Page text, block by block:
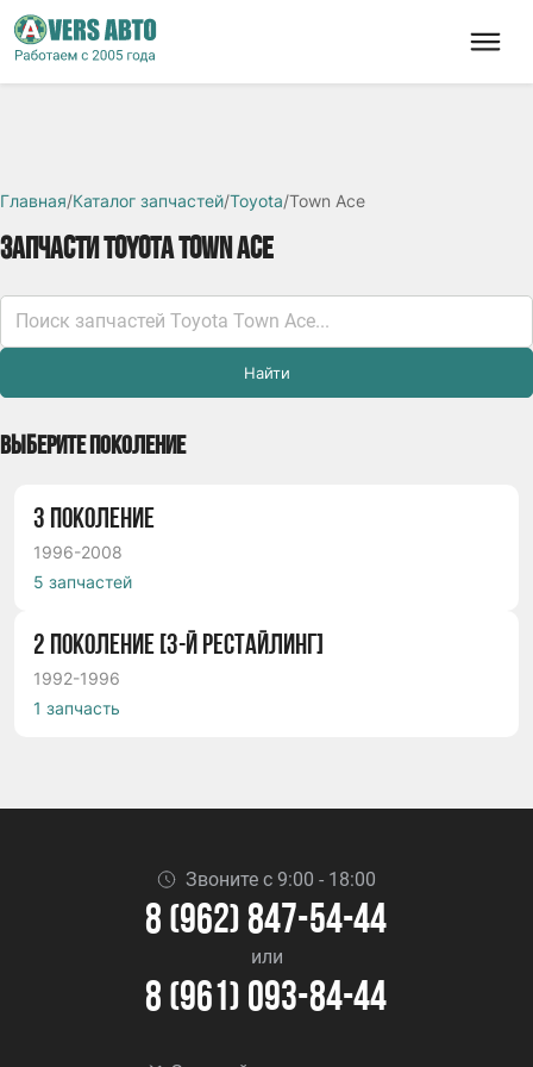
Главная/Каталог запчастей/Toyota/Town Ace
ЗАПЧАСТИ TOYOTA TOWN ACE
Найти
ВЫБЕРИТЕ ПОКОЛЕНИЕ
3 ПОКОЛЕНИЕ
1996-2008
5 запчастей
2 ПОКОЛЕНИЕ [3-Й РЕСТАЙЛИНГ]
1992-1996
1 запчасть
Звоните с 9:00 - 18:00
8 (962) 847-54-44
или
8 (961) 093-84-44